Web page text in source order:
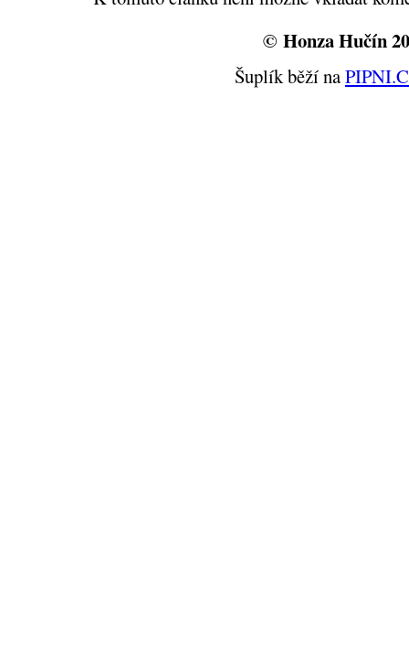
© Honza Hučín
Šuplík běží na